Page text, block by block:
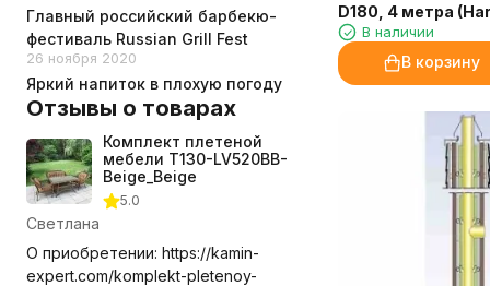
D180, 4 метра
В наличии
В корзину
Главный российский барбекю-
фестиваль Russian Grill Fest
26 ноября 2020
Яркий напиток в плохую погоду
Отзывы о товарах
Комплект плетеной
мебели T130-LV520BB-
Beige_Beige
5.0
Светлана
О приобретении: https://kamin-
expert.com/komplekt-pletenoy-